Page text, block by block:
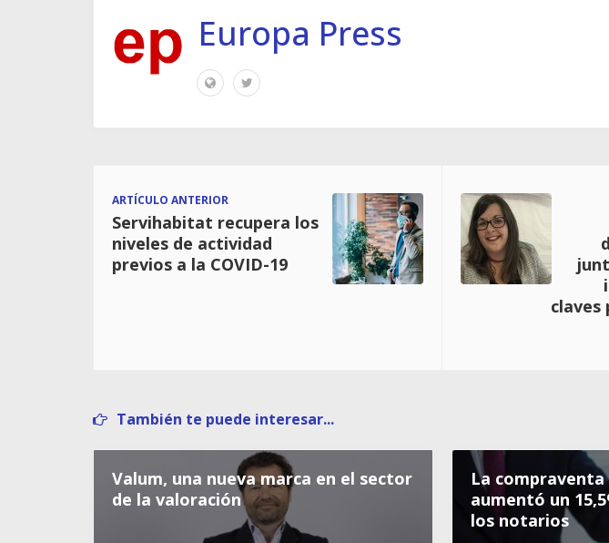
Europa Press
ARTÍCULO ANTERIOR
Servihabitat recupera los
niveles de actividad
previos a la COVID-19
claves
También te puede interesar...
Valum, una nueva marca en el sector
de la valoración
La
aumentó un
los notarios